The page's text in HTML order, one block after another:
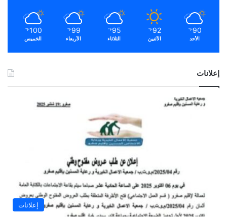
90
℉
الأحد
92
℉
الأثنين
95
℉
الثلاثاء
99
℉
الأربعاء
100
℉
الخميس
إعلانات
إعلانات